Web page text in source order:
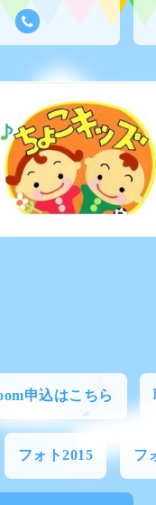
申込はこちら
フォト2015 フ